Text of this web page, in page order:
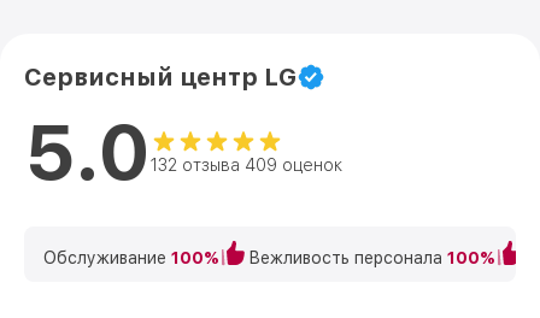
Сервисный центр LG
5.0 132 отзыва 409 оценок
Обслуживание 100% Вежливость персонала 100%